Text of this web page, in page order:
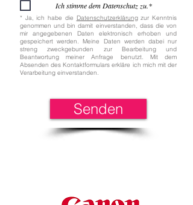
Ich stimme dem Datenschutz zu.*
* Ja, ich habe die Datenschutzerklärungzur Kenntnis
genommen und bin damit einverstanden, dass die von
mir angegebenen Daten elektronisch erhoben und
gespeichert werden. Meine Daten werden dabei nur
streng zweckgebunden zur Bearbeitung und
Beantwortung meiner Anfrage benutzt. Mit dem
Absenden des Kontaktformulars erkläre ich mich mit der
Verarbeitung einverstanden.
Senden